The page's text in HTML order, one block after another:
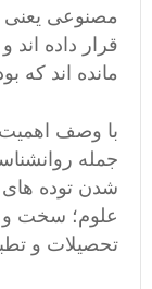
مصنوعی یعنی
قرار داده اند
مانده اند که
با وصف اهمیت
جمله
شدن توده های
علوم؛ سخت و
تحصیلات و